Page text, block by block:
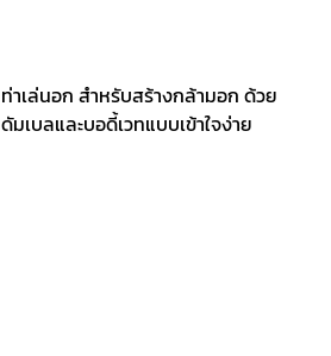
ท่าเล่นอก สำหรับสร้างกล้ามอก ด้วย
ดัมเบลและบอดี้เวทแบบเข้าใจง่าย